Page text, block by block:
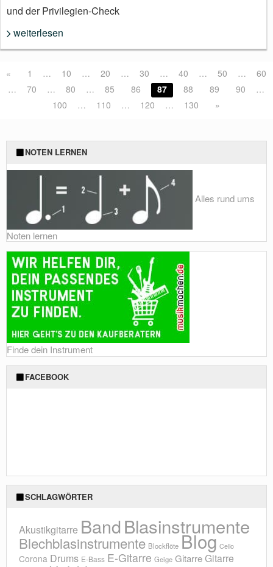
und der Privilegien-Check
weiterlesen
« 1 … 10 … 20 … 30 … 40 … 50 …
60
…
70 … 80 … 85 86 87 88 89 90
…
100
… 110 … 120 … 130 »
NOTEN LERNEN
Alles rund ums
Noten lernen
Finde dein Instrument
FACEBOOK
SCHLAGWÖRTER
Akustikgitarre BandBlasinstrumente
Blechblasinstrumente Blockflöte Blog Cello
Corona Drums E-Bass E-Gitarre Geige GitarreGitarre